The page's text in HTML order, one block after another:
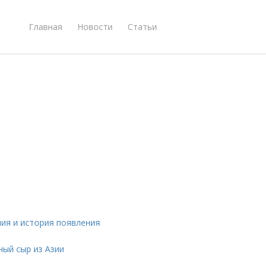
Главная Новости Статьи
и история появления
сыр из Азии